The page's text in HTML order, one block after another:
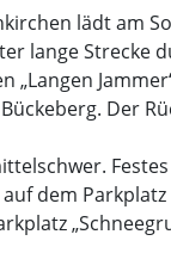
lädt am
lange Strecke
„Langen
Der
dem